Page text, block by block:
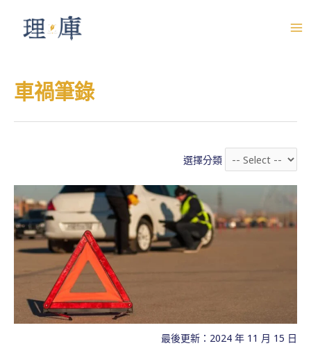
N
M
N
U
車禍筆錄
選擇分類
最後更新：2024 年 11 月 15 日